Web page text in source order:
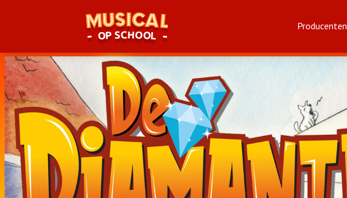
Producenten